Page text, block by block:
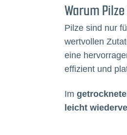
Warum
Pilze sind nur
wertvollen
eine
effizient und
Im
leicht